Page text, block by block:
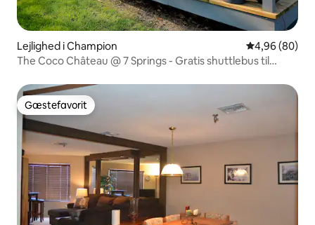
Lejlighed i Champion 4,96 ud af 5 i
4,96 (80)
The Coco Château @ 7 Springs - Gratis shuttlebus til
Gæstefavorit
Gæstefavorit